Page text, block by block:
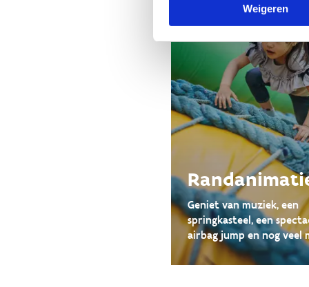
Weigeren
Geniet van muziek, een
springkasteel, een
airbag jump en nog veel